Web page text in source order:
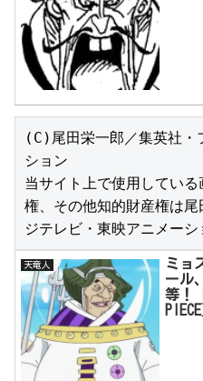
(C)尾田栄一郎／集英社・
ション
当サイト上で使用してい
権、その他知的財産権は
ジテレビ・東映アニメーシ
天竜人
ミョ
ール
等！
PIECE